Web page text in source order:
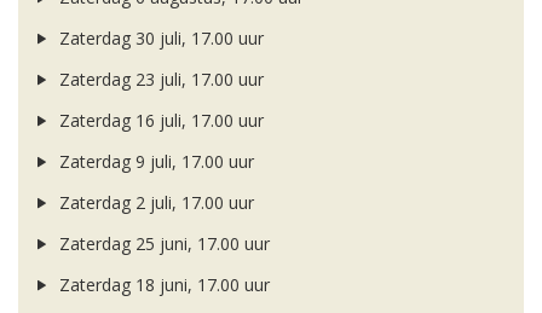
Zaterdag 30 juli, 17.00 uur
Zaterdag 23 juli, 17.00 uur
Zaterdag 16 juli, 17.00 uur
Zaterdag 9 juli, 17.00 uur
Zaterdag 2 juli, 17.00 uur
Zaterdag 25 juni, 17.00 uur
Zaterdag 18 juni, 17.00 uur